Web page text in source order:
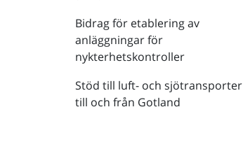
Bidrag för etablering av
anläggningar för
nykterhetskontroller
Stöd till luft- och sjötransporter
till och från Gotland